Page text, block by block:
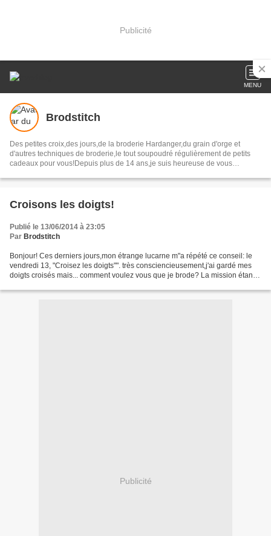
Publicité
MENU
Brodstitch
Des petites croix,des jours,de la broderie Hardanger,du grain d'orge et
d'autres techniques de broderie,le tout soupoudré régulièrement de petits
cadeaux pour vous!Depuis plus de 14 ans,je suis heureuse de vous
Croisons les doigts!
Publié le 13/06/2014 à 23:05
Par Brodstitch
Bonjour! Ces derniers jours,mon étrange lucarne m"a répété ce conseil: le
vendredi 13, "Croisez les doigts"". très consciencieusement,j'ai gardé mes
doigts croisés mais... comment voulez vous que je brode? La mission étant
Publicité